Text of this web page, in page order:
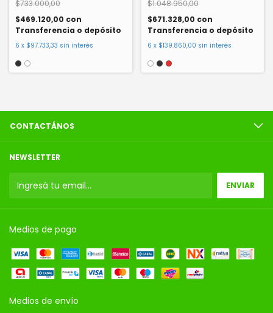
$733.000,00
$469.120,00 con
Transferencia o depósito
6 x $97.733,33 sin interés
$1.048.950,00
$671.328,00 con
Transferencia o depósito
6 x $139.860,00 sin interés
CONTACTÁNOS
NEWSLETTER
Medios de pago
Medios de envío